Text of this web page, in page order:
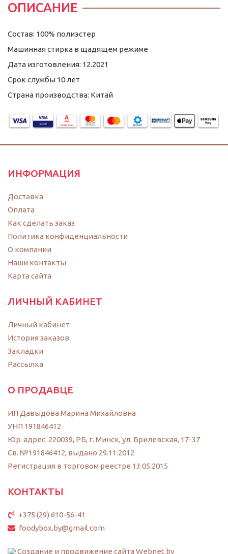
ОПИСАНИЕ
Состав: 100% полиэстер
Машинная стирка в щадящем режиме
Дата изготовления: 12.2021
Срок службы 10 лет
Страна производства: Китай
ИНФОРМАЦИЯ
Доставка
Оплата
Как сделать заказ
Политика конфиденциальности
O компании
Наши контакты
Карта сайта
ЛИЧНЫЙ КАБИНЕТ
Личный кабинет
История заказов
Закладки
Рассылка
О ПРОДАВЦЕ
ИП Давыдова Марина Михайловна
УНП 191846412
Юр. адрес: 220039, РБ, г. Минск, ул. Брилевская, 17-37
Св. №191846412, выдано 29.11.2012
Регистрация в торговом реестре 13.05.2015
КОНТАКТЫ
+375 (29) 610-56-41
foodybox.by@gmail.com
Создание и продвижение сайта Webnet.by